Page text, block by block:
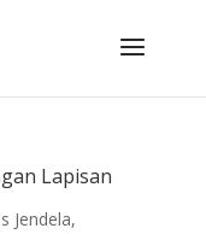
Lapisan
Jendela,